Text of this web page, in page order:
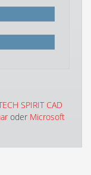
SPIRIT CAD
oder Microsoft